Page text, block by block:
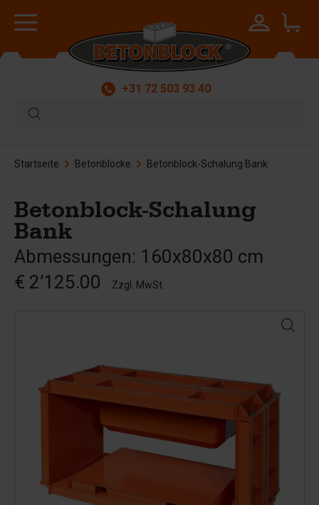
+31 72 503 93 40
Startseite Betonblöcke Betonblock-Schalung Bank
Betonblock-Schalung
Bank
Abmessungen: 160x80x80 cm
€ 2’125.00
Zzgl. MwSt.